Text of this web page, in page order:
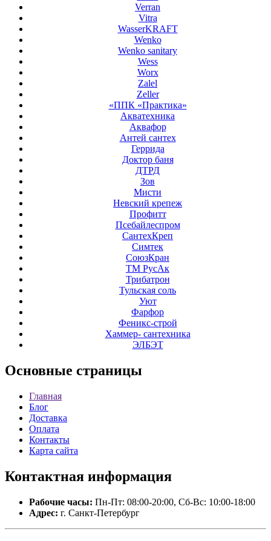
Verran
Vitra
WasserKRAFT
Wenko
Wenko sanitary
Wess
Worx
Zalel
Zeller
«ППК «Практика»
Акватехника
Аквафор
Антей сантех
Геррида
Доктор баня
ДТРД
Зов
Мисти
Невский крепеж
Профитт
Псебайлеспром
СантехКреп
Симтек
СоюзКран
ТМ РусАк
Трибатрон
Тульская соль
Уют
Фарфор
Феникс-строй
Хаммер- сантехника
ЭЛБЭТ
Основные страницы
Главная
Блог
Доставка
Оплата
Контакты
Карта сайта
Контактная информация
Рабочие часы: Пн-Пт: 08:00-20:00, Сб-Вс: 10:00-18:00
Адрес: г. Санкт-Петербург